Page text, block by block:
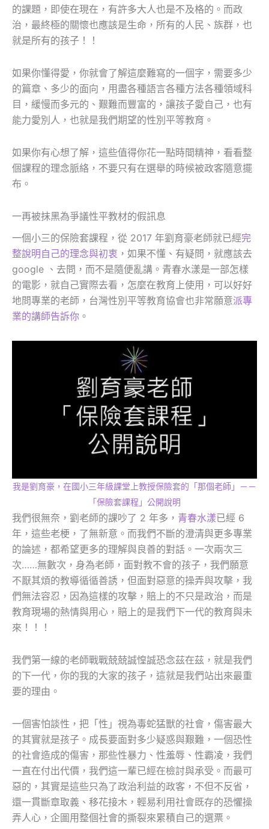
的課題，即使在現在，有許多大人也是不及格的。而政
治，最終極的關懷也應該是生命，所有的人民、族群，也
就是所有的孩子！！
如果你懂得愛，你就會了解這麼難寫的一個字，需要多少
的篇章、多少的面向，用盡各種語言各種方法各種領域科
目，緩慢而多元的、艱難而豐富的，讓孩子愛自己，也有
能力愛別人，也就是我們期望的性別平等教育。
如果你有心想了解，這些值得你花一點時間精神，看看整
個課程的理念脈絡，不要只有在選舉的時候被政客隨意擺
布。
一再被抹黑為爭議性平教材的假訊息
一個小三的保險套課程，從 2017 年劉育豪老師就已經完
整說明自己的理念與初衷 ，如果不懂、有疑問，就應該去
google 、去問，而不是隨便亂講。青春水漾是一部怎樣
的電影，就自己實際去看，怎麼在教育上使用，可以好好
地問專業的老師，台灣性別平等教育協會也非常願意派專
業的講師告訴你 。
我是劉育豪，在國小三年級課堂上教授保險套的「那個老師」－－
「保險套課程」公開說明
我們很無奈，劉老師的課吵了 2 年多， 青春水漾已經 6
年，這些老梗，了無新意。而我們不斷的澄清與更多專業
的論述，都希望更多的理解與良善的對話。一次兩次三
次……無數次，身為老師，面對教不會的孩子，我們願意
不厭其煩的教導循循善誘，但面對惡意的操弄與攻擊，我
們無法容忍，因為這樣的攻擊，賠上的不只是政治，而是
教育現場的熱情與用心，賠上的是我們下一代的教育與未
來！！！
我們第一線的老師戰戰兢兢誠惶誠恐念茲在茲，就是我們
的下一代，你的我的大家的孩子，這就是我們站出來最重
要的理由。
一個害怕談性，把「性」視為毒蛇猛獸的社會，傷害最大
的其實就是孩子。成長要面對多少疑惑與艱難，一個恐性
的社會造成的傷害，那些性暴力、性羞辱、性霸凌，我們
一直在付出代價，我們這一輩已經在檢討與承受。而最可
惡的，其實是這些只為了政治利益的政客，不但不反省，
還一貫斷章取義、移花接木，輕易利用社會既存的恐懼操
弄人心，企圖用整個社會的撕裂來累積自己的選票。